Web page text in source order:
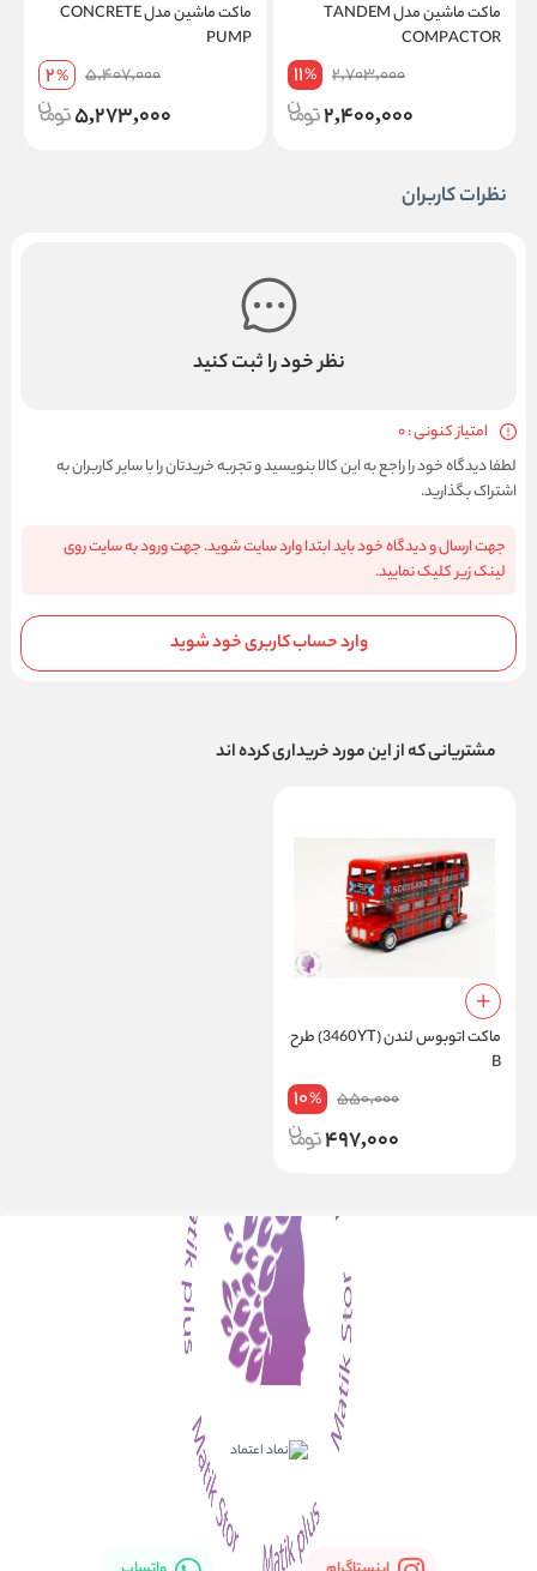
ماکت ماشین مدل TANDEM
COMPACTOR
2,703,000
11%
2,400,000
ماکت ماشین مدل CONCRETE
PUMP
5,407,000
2%
5,273,000
نظرات کاربران
نظر خود را ثبت کنید
امتیاز کنونی : 0
لطفا دیدگاه خود را راجع به این کالا بنویسید و تجربه خریدتان را با سایر کاربران به
اشتراک بگذارید.
جهت ارسال و دیدگاه خود باید ابتدا وارد سایت شوید. جهت ورود به سایت روی
لینک زیر کلیک نمایید.
وارد حساب کاربری خود شوید
مشتریانی که از این مورد خریداری کرده اند
ماکت اتوبوس لندن (3460YT) طرح
B
550,000
10%
497,000